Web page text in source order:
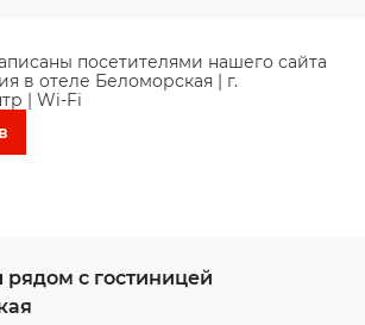
посетителями нашего сайта
в отеле Беломорская | г.
| Wi-Fi
рядом с гостиницей